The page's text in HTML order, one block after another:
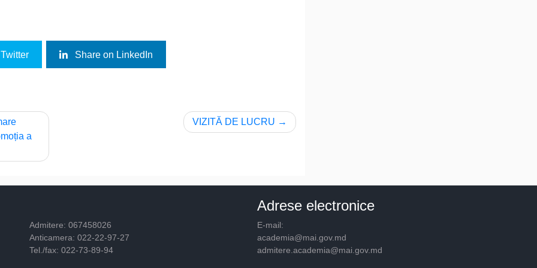
Share on LinkedIn
a
VIZITĂ DE LUCRU
Admitere: 067458026
Anticamera: 022-22-97-27
Tel./fax: 022-73-89-94
Adrese electronice
E-mail:
academia@mai.gov.md
admitere.academia@mai.gov.md